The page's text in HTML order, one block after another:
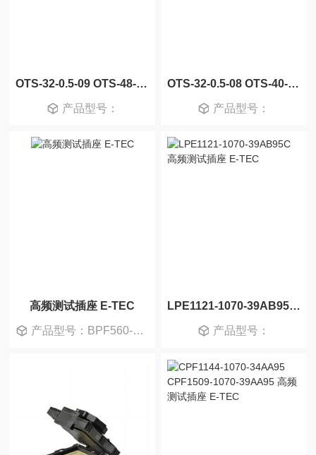
OTS-32-0.5-09 OTS-48-0.5-03 ENPLAS TSOP 测试/老化插座
产品型号：
OTS-32-0.5-08 OTS-40-0.5-01 ENPLAS TSOP 测试/老化插座
产品型号：
高频测试插座 E-TEC
产品型号：BPF560-1230-33AB95+L BPE0576-10-09542-24AAA-L
LPE1121-1070-39AB95C 高频测试插座 E-TEC
产品型号：